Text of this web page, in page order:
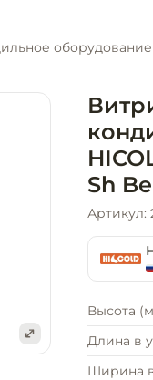
оборудование
Sh
Артикул:
Высота
Длина в
Ширина